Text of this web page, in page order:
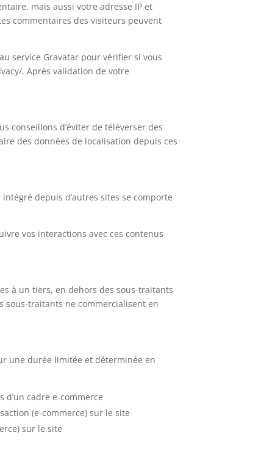
mais aussi votre adresse IP et
commentaires des visiteurs peuvent
service Gravatar pour vérifier si vous
. Après validation de votre
conseillons d’éviter de téléverser des
des données de localisation depuis ces
depuis d’autres sites se comporte
vos interactions avec ces contenus
à un tiers, en dehors des sous-traitants
sous-traitants ne commercialisent en
une durée limitée et déterminée en
cadre e-commerce
(e-commerce) sur le site
sur le site